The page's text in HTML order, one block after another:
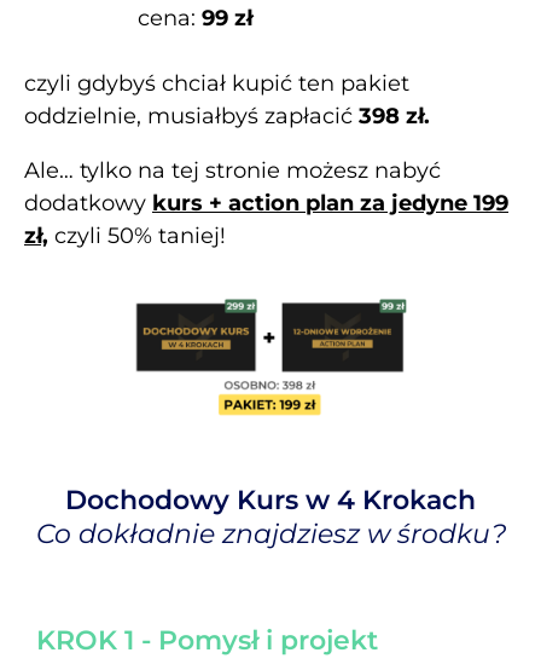
cena: 99 zł
czyli gdybyś chciał kupić ten pakiet
oddzielnie, musiałbyś zapłacić 398 zł.
Ale… tylko na tej stronie możesz nabyć
dodatkowy kurs + action plan za jedyne 199
zł, czyli 50% taniej!
Dochodowy Kurs w 4 Krokach
Co dokładnie znajdziesz w środku?
KROK 1 - Pomysł i projekt